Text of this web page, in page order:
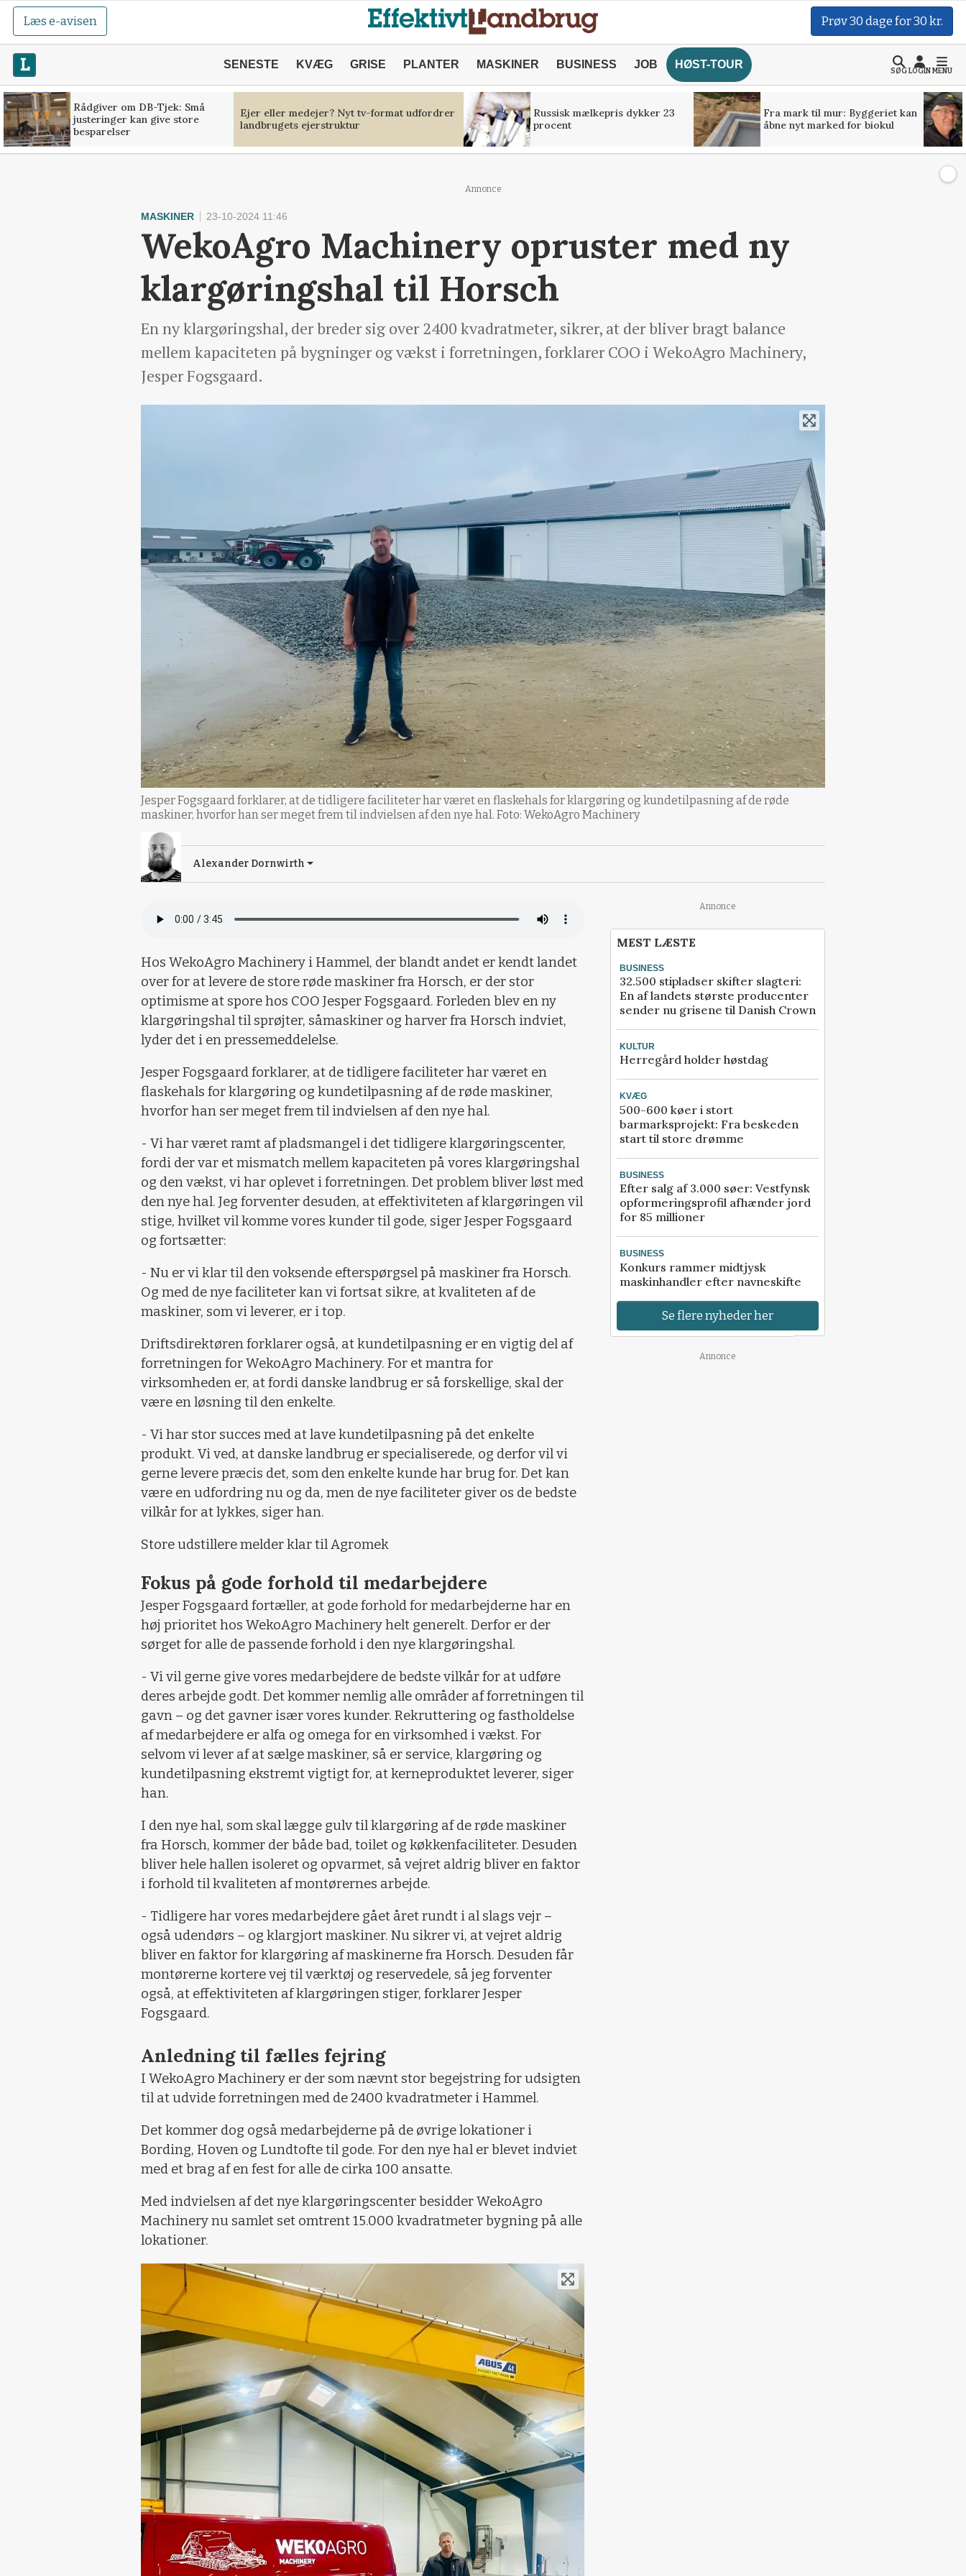
Læs e-avisen Prøv 30 dage for 30 kr.
SENESTE KVÆG GRISE PLANTER MASKINER BUSINESS JOB HØST-TOUR
SØGLOGINMENU
Rådgiver om DB-Tjek: Små
justeringer kan give store
besparelser
Ejer eller medejer? Nyt tv-format udfordrer
landbrugets ejerstruktur
Russisk mælkepris dykker 23
procent
Fra mark til mur: Byggeriet kan
åbne nyt marked for biokul
Annonce
MASKINER 23-10-2024 11:46
WekoAgro Machinery opruster med ny
klargøringshal til Horsch
En ny klargøringshal, der breder sig over 2400 kvadratmeter, sikrer, at der bliver bragt balance
mellem kapaciteten på bygninger og vækst i forretningen, forklarer COO i WekoAgro Machinery,
Jesper Fogsgaard.
Jesper Fogsgaard forklarer, at de tidligere faciliteter har været en flaskehals for klargøring og kundetilpasning af de røde
maskiner, hvorfor han ser meget frem til indvielsen af den nye hal. Foto: WekoAgro Machinery
Alexander Dornwirth
Hos WekoAgro Machinery i Hammel, der blandt andet er kendt landet
over for at levere de store røde maskiner fra Horsch, er der stor
optimisme at spore hos COO Jesper Fogsgaard. Forleden blev en ny
klargøringshal til sprøjter, såmaskiner og harver fra Horsch indviet,
lyder det i en pressemeddelelse.
Jesper Fogsgaard forklarer, at de tidligere faciliteter har været en
flaskehals for klargøring og kundetilpasning af de røde maskiner,
hvorfor han ser meget frem til indvielsen af den nye hal.
- Vi har været ramt af pladsmangel i det tidligere klargøringscenter,
fordi der var et mismatch mellem kapaciteten på vores klargøringshal
og den vækst, vi har oplevet i forretningen. Det problem bliver løst med
den nye hal. Jeg forventer desuden, at effektiviteten af klargøringen vil
stige, hvilket vil komme vores kunder til gode, siger Jesper Fogsgaard
og fortsætter:
- Nu er vi klar til den voksende efterspørgsel på maskiner fra Horsch.
Og med de nye faciliteter kan vi fortsat sikre, at kvaliteten af de
maskiner, som vi leverer, er i top.
Driftsdirektøren forklarer også, at kundetilpasning er en vigtig del af
forretningen for WekoAgro Machinery. For et mantra for
virksomheden er, at fordi danske landbrug er så forskellige, skal der
være en løsning til den enkelte.
- Vi har stor succes med at lave kundetilpasning på det enkelte
produkt. Vi ved, at danske landbrug er specialiserede, og derfor vil vi
gerne levere præcis det, som den enkelte kunde har brug for. Det kan
være en udfordring nu og da, men de nye faciliteter giver os de bedste
vilkår for at lykkes, siger han.
Store udstillere melder klar til Agromek
Fokus på gode forhold til medarbejdere
Jesper Fogsgaard fortæller, at gode forhold for medarbejderne har en
høj prioritet hos WekoAgro Machinery helt generelt. Derfor er der
sørget for alle de passende forhold i den nye klargøringshal.
- Vi vil gerne give vores medarbejdere de bedste vilkår for at udføre
deres arbejde godt. Det kommer nemlig alle områder af forretningen til
gavn – og det gavner især vores kunder. Rekruttering og fastholdelse
af medarbejdere er alfa og omega for en virksomhed i vækst. For
selvom vi lever af at sælge maskiner, så er service, klargøring og
kundetilpasning ekstremt vigtigt for, at kerneproduktet leverer, siger
han.
I den nye hal, som skal lægge gulv til klargøring af de røde maskiner
fra Horsch, kommer der både bad, toilet og køkkenfaciliteter. Desuden
bliver hele hallen isoleret og opvarmet, så vejret aldrig bliver en faktor
i forhold til kvaliteten af montørernes arbejde.
- Tidligere har vores medarbejdere gået året rundt i al slags vejr –
også udendørs – og klargjort maskiner. Nu sikrer vi, at vejret aldrig
bliver en faktor for klargøring af maskinerne fra Horsch. Desuden får
montørerne kortere vej til værktøj og reservedele, så jeg forventer
også, at effektiviteten af klargøringen stiger, forklarer Jesper
Fogsgaard.
Anledning til fælles fejring
I WekoAgro Machinery er der som nævnt stor begejstring for udsigten
til at udvide forretningen med de 2400 kvadratmeter i Hammel.
Det kommer dog også medarbejderne på de øvrige lokationer i
Bording, Hoven og Lundtofte til gode. For den nye hal er blevet indviet
med et brag af en fest for alle de cirka 100 ansatte.
Med indvielsen af det nye klargøringscenter besidder WekoAgro
Machinery nu samlet set omtrent 15.000 kvadratmeter bygning på alle
lokationer.
Annonce
MEST LÆSTE
BUSINESS
32.500 stipladser skifter slagteri:
En af landets største producenter
sender nu grisene til Danish Crown
KULTUR
Herregård holder høstdag
KVÆG
500-600 køer i stort
barmarksprojekt: Fra beskeden
start til store drømme
BUSINESS
Efter salg af 3.000 søer: Vestfynsk
opformeringsprofil afhænder jord
for 85 millioner
BUSINESS
Konkurs rammer midtjysk
maskinhandler efter navneskifte
Se flere nyheder her
Annonce